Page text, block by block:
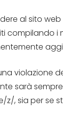
al sito
i
violazione
sarà
, sia per se